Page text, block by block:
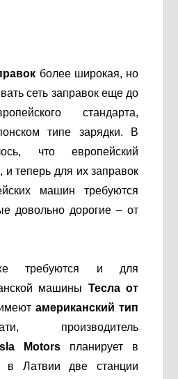
более широкая, но
сеть заправок еще до
стандарта,
типе зарядки. В
что европейский
и теперь для их заправок
машин требуются
довольно дорогие – от
требуются и для
машины Тесла от
американский тип
производитель
Motors
планирует в
в Латвии две станции